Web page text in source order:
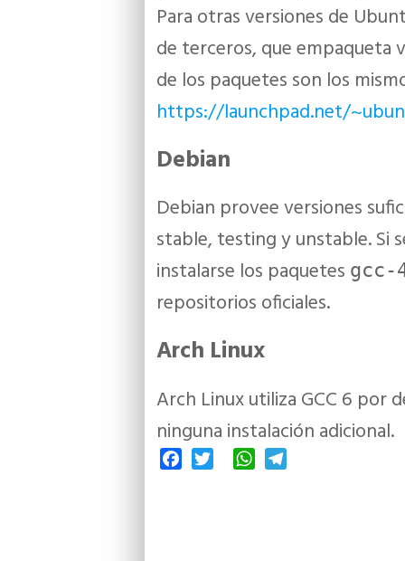
Para otras versiones de
de terceros, que empaqueta
de los paquetes son los
https://launchpad.net/
Debian
Debian provee versiones
stable, testing y unstable. Si
instalarse los paquetes gcc-
repositorios oficiales.
Arch Linux
Arch Linux utiliza GCC 6 por
ninguna instalación adicional.
FacebookTwitter WhatsApp